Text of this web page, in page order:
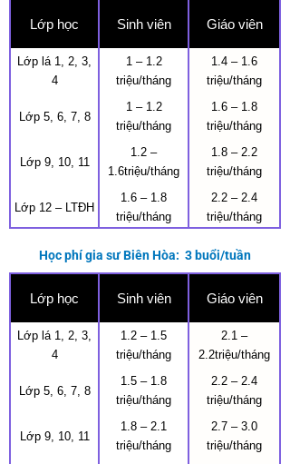
Lớp học Sinh viên Giáo viên
Lớp lá 1, 2, 3,
4
1 – 1.2
triệu/tháng
1.4 – 1.6
triệu/tháng
Lớp 5, 6, 7, 8
1 – 1.2
triệu/tháng
1.6 – 1.8
triệu/tháng
Lớp 9, 10, 11
1.2 –
1.6triệu/tháng
1.8 – 2.2
triệu/tháng
Lớp 12 – LTĐH
1.6 – 1.8
triệu/tháng
2.2 – 2.4
triệu/tháng
Học phí gia sư Biên Hòa: 3 buổi/tuần
Lớp học Sinh viên Giáo viên
Lớp lá 1, 2, 3,
4
1.2 – 1.5
triệu/tháng
2.1 –
2.2triệu/tháng
Lớp 5, 6, 7, 8
1.5 – 1.8
triệu/tháng
2.2 – 2.4
triệu/tháng
Lớp 9, 10, 11
1.8 – 2.1
triệu/tháng
2.7 – 3.0
triệu/tháng